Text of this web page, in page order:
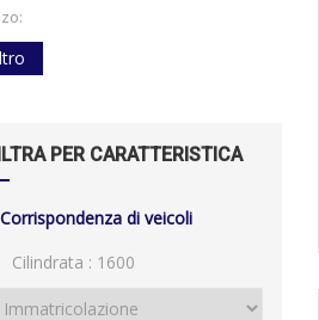
PER CARATTERISTICA
Corrispondenza di veicoli
Cilindrata : 1600